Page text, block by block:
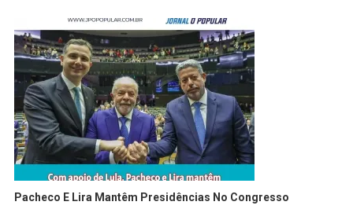
Pacheco E Lira Mantêm Presidências No Congresso